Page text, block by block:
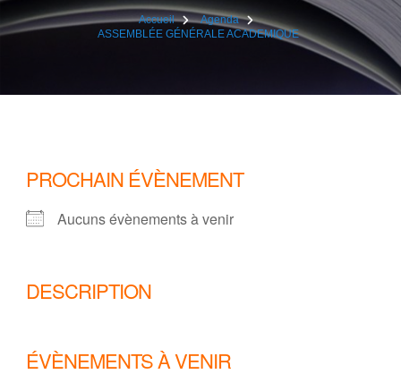
Accueil
Agenda
ASSEMBLÉE GÉNÉRALE ACADEMIQUE
PROCHAIN ÉVÈNEMENT
Aucuns évènements à venir
DESCRIPTION
ÉVÈNEMENTS À VENIR